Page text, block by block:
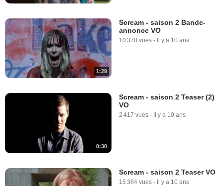
1:29
Scream - saison 2 Bande-
annonce VO
10 370 vues - Il y a 10 ans
0:30
Scream - saison 2 Teaser (2)
VO
2 417 vues - Il y a 10 ans
Scream - saison 2 Teaser VO
15 384 vues - Il y a 10 ans